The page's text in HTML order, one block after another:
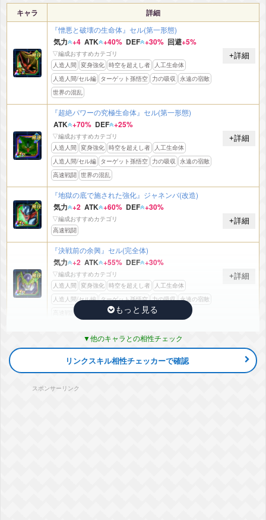
キャラ 詳細
『憎悪と破壊の生命体』セル(第一形態)
気力 +4 ATK +40% DEF +30% 回避+5%
▽編成おすすめカテゴリ
人造人間 変身強化 時空を超えし者
人工生命体
人造人間/セル編 ターゲット孫悟空 力の吸収 永遠の宿敵
世界の混乱
+詳細
『超絶パワーの究極生命体』セル(第一形態)
ATK +70% DEF +25%
▽編成おすすめカテゴリ
人造人間 変身強化 時空を超えし者
人工生命体
人造人間/セル編 ターゲット孫悟空 力の吸収 永遠の宿敵
高速戦闘 世界の混乱
+詳細
『地獄の底で施された強化』ジャネンバ(改造)
気力 +2 ATK +60% DEF +30%
▽編成おすすめカテゴリ
高速戦闘
+詳細
『決戦前の余興』セル(完全体)
気力 +2 ATK +55% DEF +30%
▽編成おすすめカテゴリ
人造人間 変身強化 時空を超えし者
人工生命体
人造人間/セル編 ターゲット孫悟空 力の吸収 永遠の宿敵
高速戦闘
世界の混乱
+詳細
ATK +60% DEF +30%
▽編成おすすめカテゴリ
変身強化
+詳細
『寡黙な処刑人』魔人ブウ(純粋悪)
他のキャラとの相性チェック
リンクスキル相性チェッカーで確認
スポンサーリンク